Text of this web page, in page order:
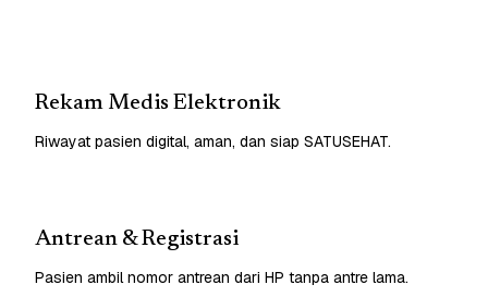
Rekam Medis Elektronik
Riwayat pasien digital, aman, dan siap SATUSEHAT.
Antrean & Registrasi
Pasien ambil nomor antrean dari HP tanpa antre lama.